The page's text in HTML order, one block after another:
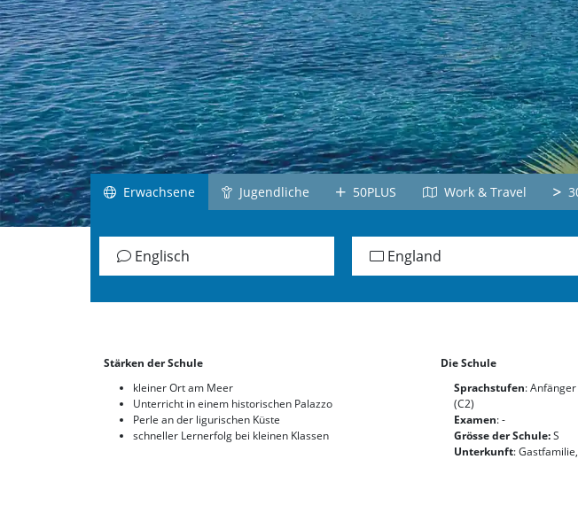
Erwachsene Jugendliche 50PLUS Work & Travel
Englisch England
Stärken der Schule
kleiner Ort am Meer
Unterricht in einem historischen Palazzo
Perle an der ligurischen Küste
schneller Lernerfolg bei kleinen Klassen
Die Schule
Sprachstufen:
(C2)
Examen: -
Grösse der Schule:S
Unterkunft:
Südafrika
Irland
Schottland
Jamaika
alle Länder
Belgien
Arabisch
Jordanien
Türkisch
Türkei
Griechisch
Griechenland